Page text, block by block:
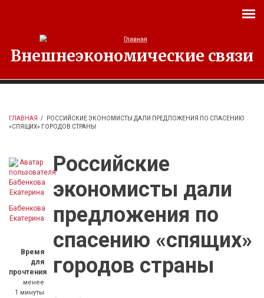
Внешнеэкономические связи
ГЛАВНАЯ /
РОССИЙСКИЕ ЭКОНОМИСТЫ ДАЛИ ПРЕДЛОЖЕНИЯ ПО СПАСЕНИЮ
«СПЯЩИХ» ГОРОДОВ СТРАНЫ
Бабенкова
Екатерина
Время
для
прочтения
менее
1 минуты
Российские
экономисты дали
предложения по
спасению «спящих»
городов страны